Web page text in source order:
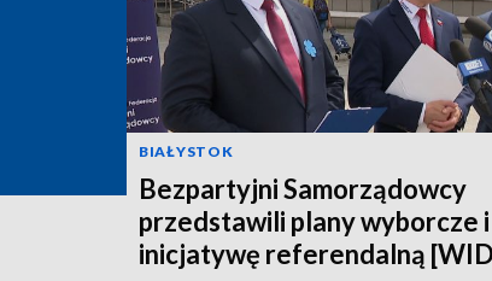
BIAŁYSTOK
Bezpartyjni Samorządowcy
przedstawili plany wyborcze i
inicjatywę referendalną